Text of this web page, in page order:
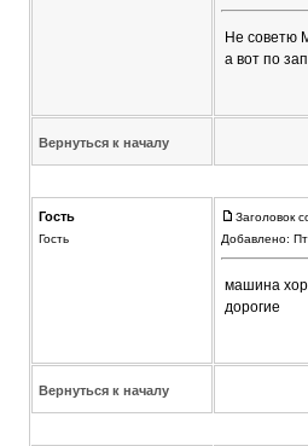
Не советю
а вот по
Вернуться к началу
Гость
Гость
Заголовок
Добавлено:
машина
дорогие
Вернуться к началу